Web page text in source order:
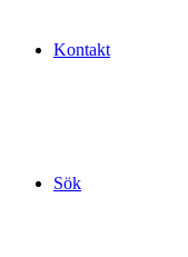
Kontakt
Sök